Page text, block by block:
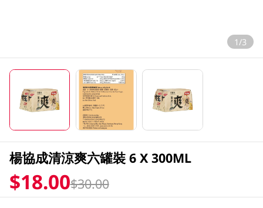
1/3
楊協成清涼爽六罐裝 6 X 300ML
$18.00$30.00